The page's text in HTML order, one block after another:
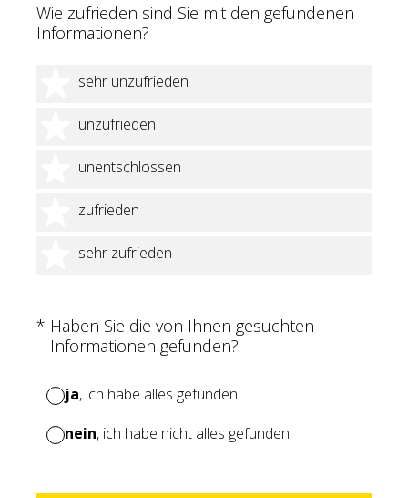
Wie zufrieden sind Sie mit den gefundenen
Informationen?
sehr unzufrieden
1 Stern
unzufrieden
2 Sterne
unentschlossen
3 Sterne
zufrieden
4 Sterne
sehr zufrieden
5 Sterne
* Haben Sie die von Ihnen gesuchten
Informationen gefunden?
(Erforderlich.)
ja, ich habe alles gefunden
nein, ich habe nicht alles gefunden